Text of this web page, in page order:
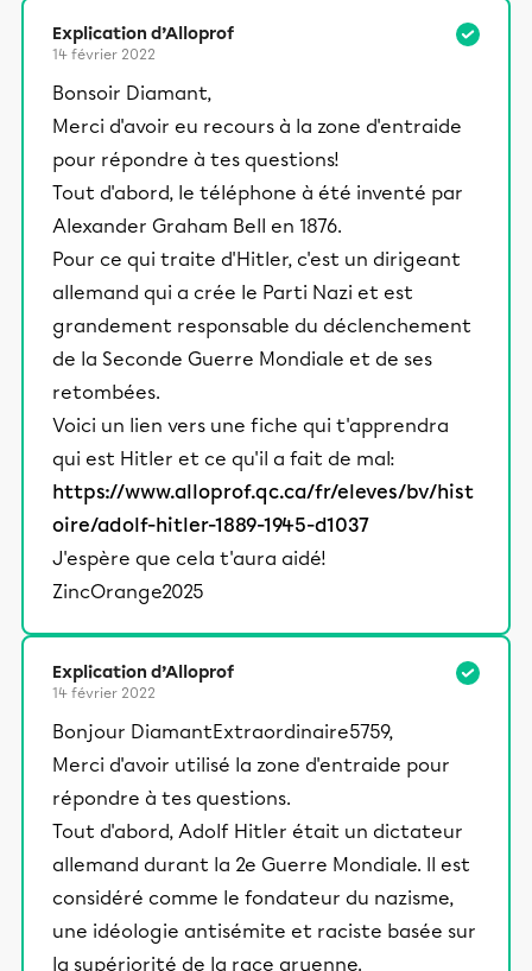
Explication d’Alloprof
14 février 2022
Bonsoir Diamant,
Merci d'avoir eu recours à la zone d'entraide
pour répondre à tes questions!
Tout d'abord, le téléphone à été inventé par
Alexander Graham Bell en 1876.
Pour ce qui traite d'Hitler, c'est un dirigeant
allemand qui a crée le Parti Nazi et est
grandement responsable du déclenchement
de la Seconde Guerre Mondiale et de ses
retombées.
Voici un lien vers une fiche qui t'apprendra
qui est Hitler et ce qu'il a fait de mal:
https://www.alloprof.qc.ca/fr/eleves/bv/hist
oire/adolf-hitler-1889-1945-d1037
J'espère que cela t'aura aidé!
ZincOrange2025
Explication d’Alloprof
14 février 2022
Bonjour DiamantExtraordinaire5759,
Merci d'avoir utilisé la zone d'entraide pour
répondre à tes questions.
Tout d'abord, Adolf Hitler était un dictateur
allemand durant la 2e Guerre Mondiale. Il est
considéré comme le fondateur du nazisme,
une idéologie antisémite et raciste basée sur
la supériorité de la race aryenne.